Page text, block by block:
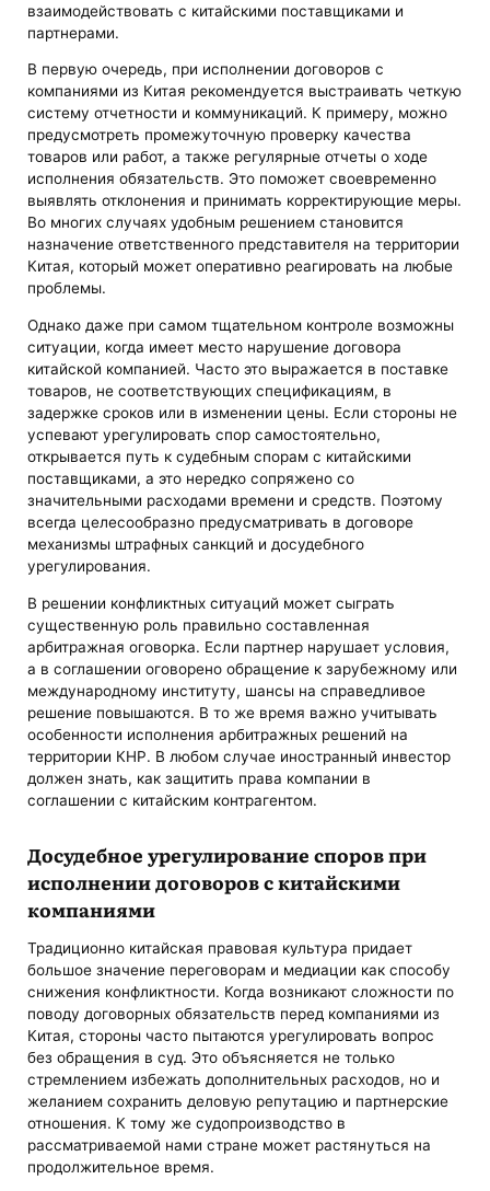
взаимодействовать с китайскими поставщиками и
партнерами.
В первую очередь, при исполнении договоров с
компаниями из Китая рекомендуется выстраивать четкую
систему отчетности и коммуникаций. К примеру, можно
предусмотреть промежуточную проверку качества
товаров или работ, а также регулярные отчеты о ходе
исполнения обязательств. Это поможет своевременно
выявлять отклонения и принимать корректирующие меры.
Во многих случаях удобным решением становится
назначение ответственного представителя на территории
Китая, который может оперативно реагировать на любые
проблемы.
Однако даже при самом тщательном контроле возможны
ситуации, когда имеет место нарушение договора
китайской компанией. Часто это выражается в поставке
товаров, не соответствующих спецификациям, в
задержке сроков или в изменении цены. Если стороны не
успевают урегулировать спор самостоятельно,
открывается путь к судебным спорам с китайскими
поставщиками, а это нередко сопряжено со
значительными расходами времени и средств. Поэтому
всегда целесообразно предусматривать в договоре
механизмы штрафных санкций и досудебного
урегулирования.
В решении конфликтных ситуаций может сыграть
существенную роль правильно составленная
арбитражная оговорка. Если партнер нарушает условия,
а в соглашении оговорено обращение к зарубежному или
международному институту, шансы на справедливое
решение повышаются. В то же время важно учитывать
особенности исполнения арбитражных решений на
территории КНР. В любом случае иностранный инвестор
должен знать, как защитить права компании в
соглашении с китайским контрагентом.
Досудебное урегулирование споров при
исполнении договоров с китайскими
компаниями
Традиционно китайская правовая культура придает
большое значение переговорам и медиации как способу
снижения конфликтности. Когда возникают сложности по
поводу договорных обязательств перед компаниями из
Китая, стороны часто пытаются урегулировать вопрос
без обращения в суд. Это объясняется не только
стремлением избежать дополнительных расходов, но и
желанием сохранить деловую репутацию и партнерские
отношения. К тому же судопроизводство в
рассматриваемой нами стране может растянуться на
продолжительное время.